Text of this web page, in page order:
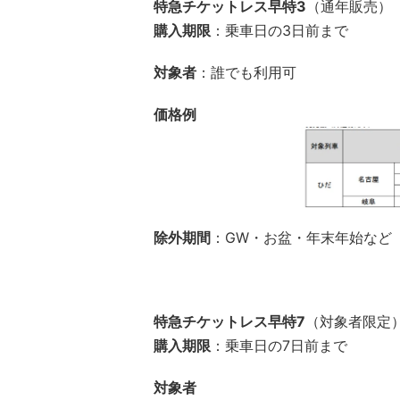
特急チケットレス早特3 （通年販売）
購入期限 ：乗車日の3日前まで
対象者 ：誰でも利用可
価格例
除外期間 ：GW・お盆・年末年始など
特急チケットレス早特7 （対象者限定
購入期限 ：乗車日の7日前まで
対象者